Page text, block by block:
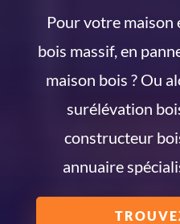
Pour votre maison
bois massif, en
maison bois ? Ou
surélévation
constructeur
annuaire